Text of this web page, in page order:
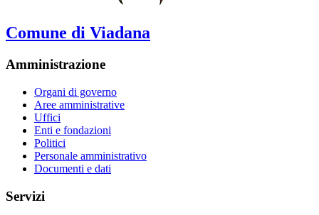
Comune di Viadana
Amministrazione
Organi di governo
Aree amministrative
Uffici
Enti e fondazioni
Politici
Personale amministrativo
Documenti e dati
Servizi